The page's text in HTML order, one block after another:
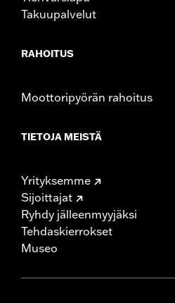
Takuupalvelut
RAHOITUS
Moottoripyörän rahoitus
TIETOJA MEISTÄ
Yrityksemme
Sijoittajat
Ryhdy jälleenmyyjäksi
Tehdaskierrokset
Museo